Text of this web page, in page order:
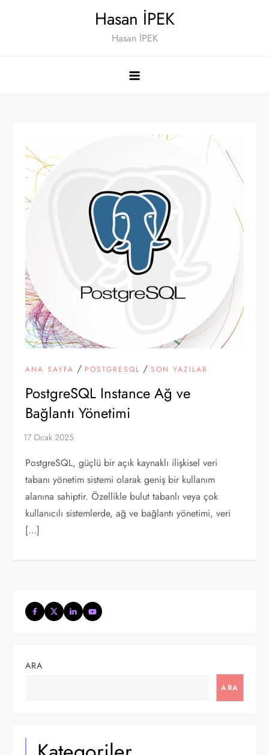
Hasan İPEK
Hasan İPEK
ANA SAYFA / POSTGRESQL /SON YAZILAR
PostgreSQL Instance Ağ ve
Bağlantı Yönetimi
PostgreSQL, güçlü bir açık kaynaklı ilişkisel veri
tabanı yönetim sistemi olarak geniş bir kullanım
alanına sahiptir. Özellikle bulut tabanlı veya çok
kullanıcılı sistemlerde, ağ ve bağlantı yönetimi, veri
[…]
ARA
ARA